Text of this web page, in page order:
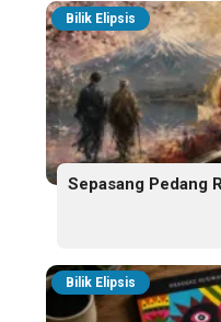
Bilik Elipsis
Sepasang Pedang
Bilik Elipsis